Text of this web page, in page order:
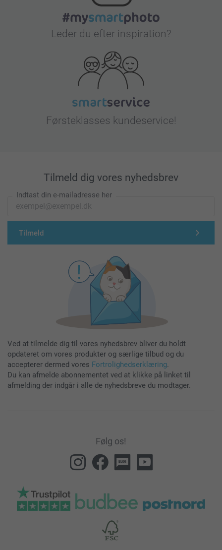
Leder du efter inspiration?
Førsteklasses kundeservice!
Tilmeld dig vores nyhedsbrev
Indtast din e-mailadresse her
Tilmeld
Ved at tilmelde dig til vores nyhedsbrev bliver du holdt
opdateret om vores produkter og særlige tilbud og du
accepterer dermed vores Fortrolighedserklæring.
Du kan afmelde abonnementet ved at klikke på linket til
afmelding der indgår i alle de nyhedsbreve du modtager.
Følg os!